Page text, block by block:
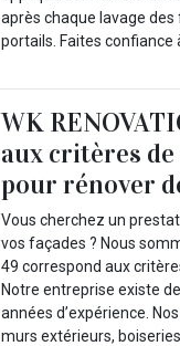
après chaque lavage
portails. Faites confiance
WK
aux critères
pour rénover
Vous cherchez un
vos façades ? Nous
49 correspond aux
Notre entreprise existe
années d’expérience.
murs extérieurs,